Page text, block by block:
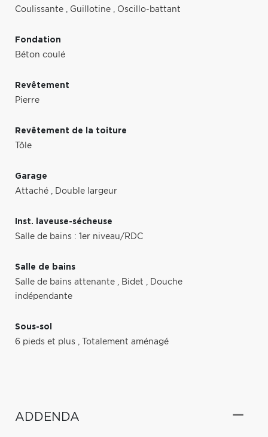
Coulissante , Guillotine , Oscillo-battant
Fondation
Béton coulé
Revêtement
Pierre
Revêtement de la toiture
Tôle
Garage
Attaché , Double largeur
Inst. laveuse-sécheuse
Salle de bains : 1er niveau/RDC
Salle de bains
Salle de bains attenante , Bidet , Douche
indépendante
Sous-sol
6 pieds et plus , Totalement aménagé
ADDENDA